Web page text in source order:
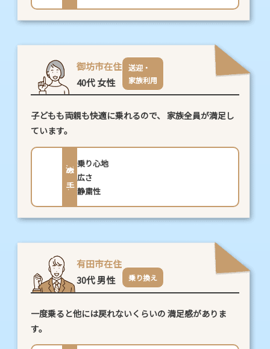
御坊市在住
40代 女性
送迎・
家族利用
子どもも両親も快適に乗れるので、 家族全員が満足し
ています。
決め手
乗り心地
広さ
静粛性
有田市在住
30代 男性
乗り換え
一度乗ると他には戻れないくらいの 満足感がありま
す。